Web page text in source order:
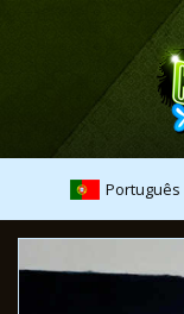
Português